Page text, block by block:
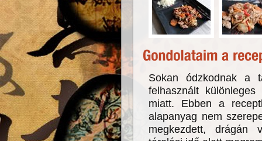
Sokan ódzkodnak a
felhasznált
miatt. Ebben a
alapanyag nem
megkezdett, drágán